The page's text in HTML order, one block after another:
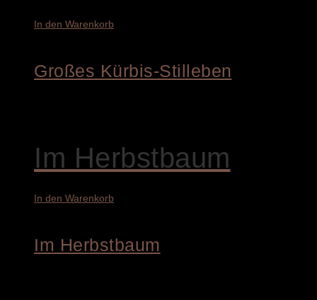
In den Warenkorb
Großes Kürbis-Stilleben
Im Herbstbaum
In den Warenkorb
Im Herbstbaum